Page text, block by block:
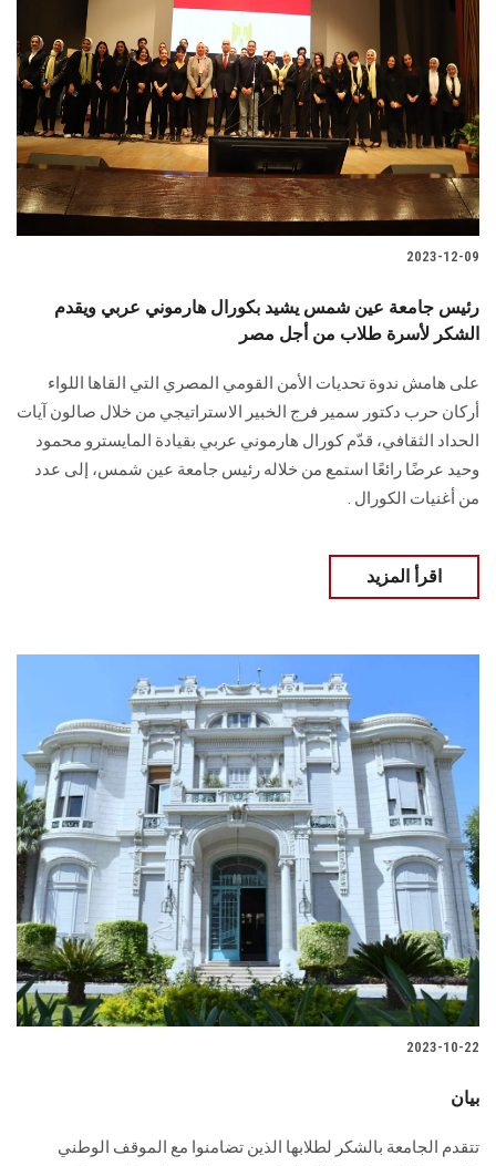
2023-12-09
رئيس جامعة عين شمس يشيد بكورال هارموني عربي ويقدم
الشكر لأسرة طلاب من أجل مصر
على هامش ندوة تحديات الأمن القومي المصري التي القاها اللواء
أركان حرب دكتور سمير فرج الخبير الاستراتيجي من خلال صالون آيات
الحداد الثقافي، قدّم كورال هارموني عربي بقيادة المايسترو محمود
وحيد عرضًا رائعًا استمع من خلاله رئيس جامعة عين شمس، إلى عدد
من أغنيات الكورال .
اقرأ المزيد
2023-10-22
بيان
تتقدم الجامعة بالشكر لطلابها الذين تضامنوا مع الموقف الوطني